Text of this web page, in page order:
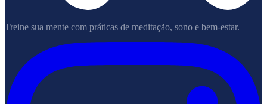
Treine sua mente com práticas de meditação, sono e bem-estar.